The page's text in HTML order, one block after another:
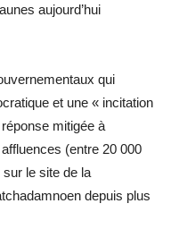
aujourd’hui
qui
et une « incitation
mitigée à
(entre 20 000
le site de la
depuis plus